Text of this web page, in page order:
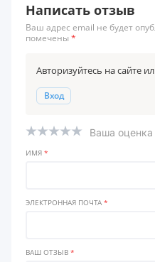
Написать отзыв
Ваш адрес email не будет
помечены *
Авторизуйтесь на сайте
Вход
Ваша оценка
ИМЯ *
ЭЛЕКТРОННАЯ ПОЧТА *
ВАШ ОТЗЫВ *